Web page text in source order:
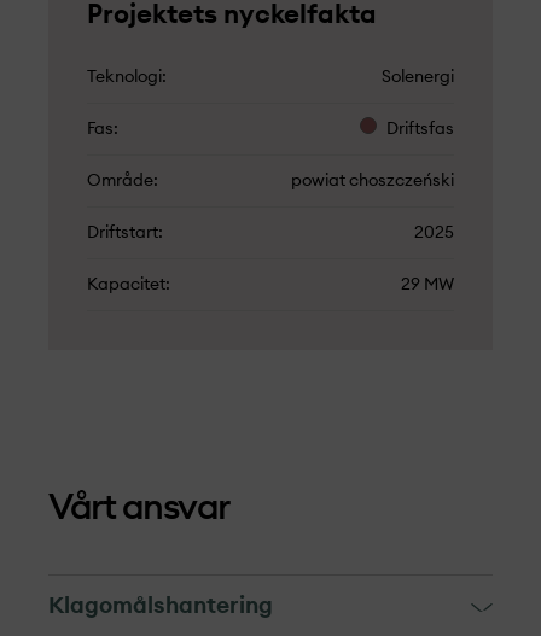
Projekt­ets nyckelfakta
Teknologi Solenergi
Fas Driftsfas
Område powiat choszczeński
Driftstart 2025
Kapacitet 29 MW
Vårt ansvar
Klagomålshantering